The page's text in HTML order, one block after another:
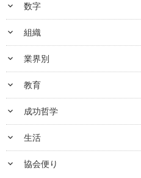
keyboard_arrow_down 数字
keyboard_arrow_down 組織
keyboard_arrow_down 業界別
keyboard_arrow_down 教育
keyboard_arrow_down 成功哲学
keyboard_arrow_down 生活
keyboard_arrow_down 協会便り